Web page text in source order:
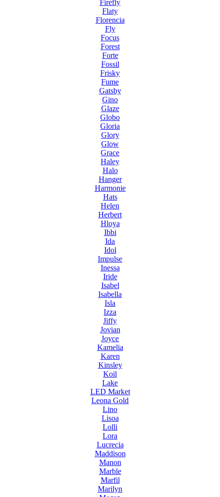
Firefly
Flaty
Florencia
Fly
Focus
Forest
Forte
Fossil
Frisky
Fume
Gatsby
Gino
Glaze
Globo
Gloria
Glory
Glow
Grace
Haley
Halo
Hanger
Harmonie
Hats
Helen
Herbert
Hloya
Ibbi
Ida
Idol
Impulse
Inessa
Iride
Isabel
Isabella
Isla
Izza
Jiffy
Jovian
Joyce
Kamelia
Karen
Kinsley
Koil
Lake
LED Market
Leona Gold
Lino
Lisoa
Lolli
Lora
Lucrecia
Maddison
Manon
Marble
Marfil
Marilyn